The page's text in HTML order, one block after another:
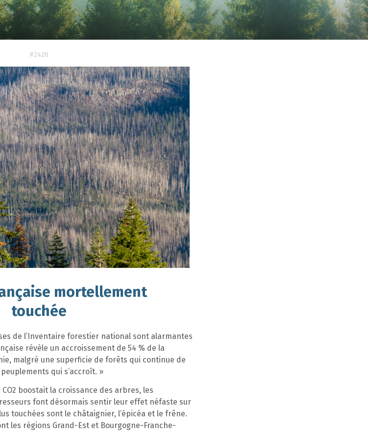
#2426
mortellement
touchée
de l’Inventaire forestier national sont alarmantes
révèle un accroissement de 54 % de la
malgré une superficie de forêts qui continue de
qui s’accroît. »
CO2 boostait la croissance des arbres, les
font désormais sentir leur effet néfaste sur
touchées sont le châtaignier, l’épicéa et le frêne.
les régions Grand-Est et Bourgogne-Franche-